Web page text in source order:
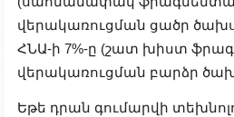
վերակառուցման ցածր
ՀՆԱ-ի 7%-ը (շատ խիստ
վերակառուցման բարձր
Եթե դրան գումարվի